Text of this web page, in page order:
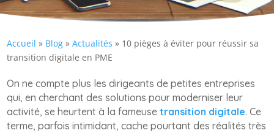
Accueil » Blog »Actualités » 10 pièges à éviter pour réussir sa
transition digitale en PME
On ne compte plus les dirigeants de petites entreprises
qui, en cherchant des solutions pour moderniser leur
activité, se heurtent à la fameusetransition digitale. Ce
terme, parfois intimidant, cache pourtant des réalités très